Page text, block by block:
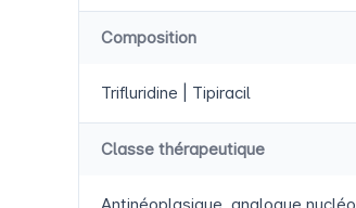
Composition
Trifluridine | Tipiracil
Classe thérapeutique